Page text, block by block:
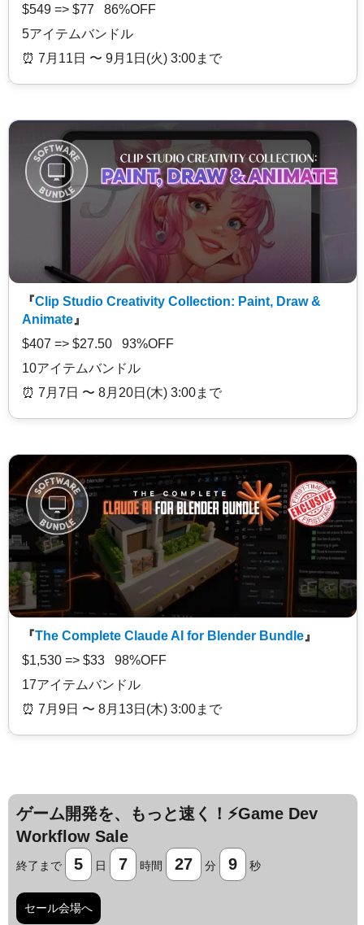
$549 => $77 86%OFF
5アイテムバンドル
⏰️ 7月11日 〜 9月1日(火) 3:00まで
『Clip Studio Creativity Collection: Paint, Draw &
Animate 』
$407 => $27.50 93%OFF
10アイテムバンドル
⏰️ 7月7日 〜 8月20日(木) 3:00まで
『The Complete Claude AI for Blender Bundle 』
$1,530 => $33 98%OFF
17アイテムバンドル
⏰️ 7月9日 〜 8月13日(木) 3:00まで
ゲーム開発を、もっと速く！⚡️Game Dev
Workflow Sale
終了まで 5 日 7 時間 27 分 8 秒
セール会場へ